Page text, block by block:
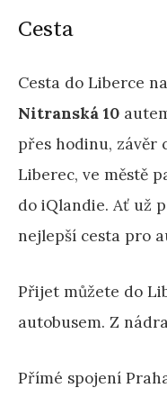
Cesta
Cesta do Liberce
Nitranská 10
přes hodinu, závěr
Liberec, ve městě
do iQlandie. Ať už
nejlepší cesta pro
Přijet můžete do
autobusem. Z
Přímé spojení